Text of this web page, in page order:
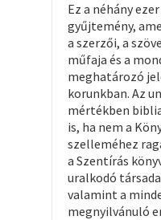
Ez a néhány
gyűjtemény,
a szerzői, a
műfaja és a
meghatározó
korunkban. Az
mértékben
is, ha nem a
szelleméhez
a Szentírás
uralkodó
valamint a
megnyilvánuló